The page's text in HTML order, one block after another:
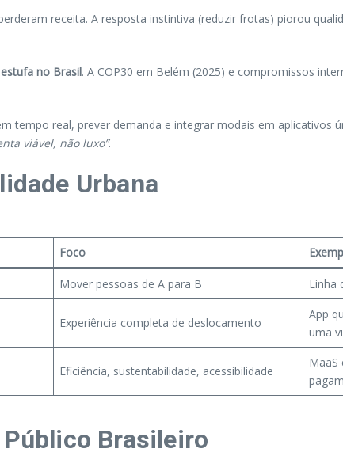
receita. A resposta instintiva (reduzir frotas) piorou
no Brasil. A COP30 em Belém (2025) e compromissos
tempo real, prever demanda e integrar modais em aplicativos
viável, não luxo”.
Urbana
Foco
Mover pessoas de A para B Linha
Experiência completa de deslocamento
App
uma
Eficiência, sustentabilidade, acessibilidade
MaaS
Brasileiro